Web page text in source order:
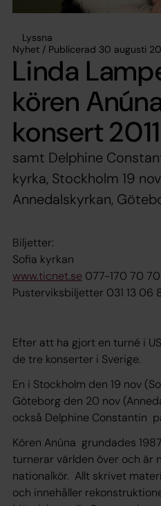
Lyssna
Nyhet / Publicerad 30 augusti
Linda
kören
konsert 2011
samt Delphine
kyrka, Stockholm 19
Annedalskyrkan,
Biljetter:
Sofia kyrkan
www.ticnet.se 077-170 70 70
Pusterviksbiljetter 031 13 06
Efter att ha gjort en turné i
de tre konserter i Sverige.
En i Stockholm den 19 nov
Göteborg den 20 nov
också Delphine Constantin
Kören Anúna grundades
turnerar världen över och är
nationalkör. Allt skrivet
och innehåller